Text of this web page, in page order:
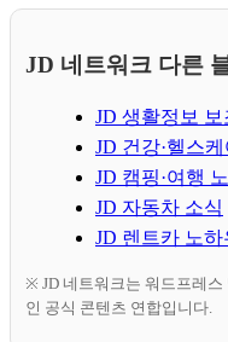
JD 네트워크 다른
JD 생활정보 보
JD 건강·헬스케
JD 캠핑·여행
JD 자동차 소식
JD 렌트카 노하
※ JD 네트워크는 워드프레
인 공식 콘텐츠 연합입니다.